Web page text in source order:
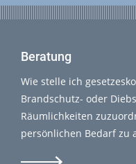
Beratung
Wie stelle ich
Brandschutz- oder
Räumlichkeiten
persönlichen Bedarf zu